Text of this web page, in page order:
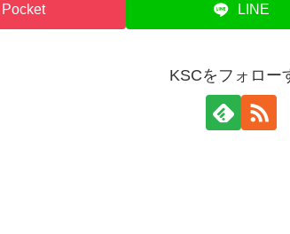
Pocket LINE
KSCをフォロー